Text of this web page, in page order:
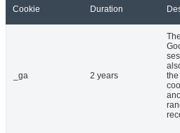
Cookie Duration
_ga 2 years
the